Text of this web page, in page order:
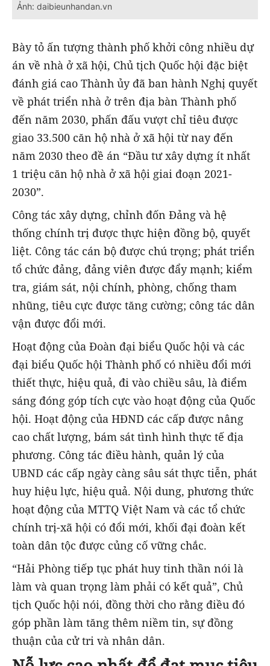
Ảnh: daibieunhandan.vn
Bày tỏ ấn tượng thành phố khởi công nhiều dự
án về nhà ở xã hội, Chủ tịch Quốc hội đặc biệt
đánh giá cao Thành ủy đã ban hành Nghị quyết
về phát triển nhà ở trên địa bàn Thành phố
đến năm 2030, phấn đấu vượt chỉ tiêu được
giao 33.500 căn hộ nhà ở xã hội từ nay đến
năm 2030 theo đề án “Đầu tư xây dựng ít nhất
1 triệu căn hộ nhà ở xã hội giai đoạn 2021-
2030”.
Công tác xây dựng, chỉnh đốn Đảng và hệ
thống chính trị được thực hiện đồng bộ, quyết
liệt. Công tác cán bộ được chú trọng; phát triển
tổ chức đảng, đảng viên được đẩy mạnh; kiểm
tra, giám sát, nội chính, phòng, chống tham
nhũng, tiêu cực được tăng cường; công tác dân
vận được đổi mới.
Hoạt động của Đoàn đại biểu Quốc hội và các
đại biểu Quốc hội Thành phố có nhiều đổi mới
thiết thực, hiệu quả, đi vào chiều sâu, là điểm
sáng đóng góp tích cực vào hoạt động của Quốc
hội. Hoạt động của HĐND các cấp được nâng
cao chất lượng, bám sát tình hình thực tế địa
phương. Công tác điều hành, quản lý của
UBND các cấp ngày càng sâu sát thực tiễn, phát
huy hiệu lực, hiệu quả. Nội dung, phương thức
hoạt động của MTTQ Việt Nam và các tổ chức
chính trị-xã hội có đổi mới, khối đại đoàn kết
toàn dân tộc được củng cố vững chắc.
“Hải Phòng tiếp tục phát huy tinh thần nói là
làm và quan trọng làm phải có kết quả”, Chủ
tịch Quốc hội nói, đồng thời cho rằng điều đó
góp phần làm tăng thêm niềm tin, sự đồng
thuận của cử tri và nhân dân.